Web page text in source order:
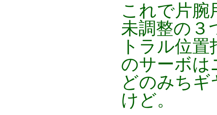
これで片腕
未調整の３
トラル位
のサーボは
どのみち
けど。